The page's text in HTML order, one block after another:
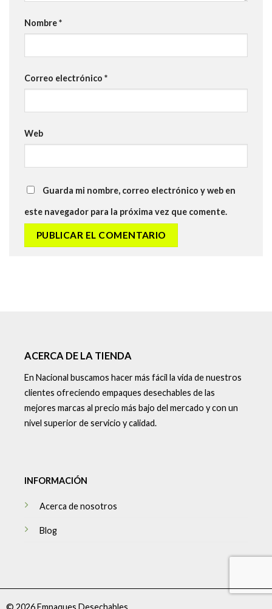
Nombre*
Correo electrónico *
Web
Guarda mi nombre, correo electrónico y web en
este navegador para la próxima vez que comente.
ACERCA DE LA TIENDA
En Nacional buscamos hacer más fácil la vida de nuestros
clientes ofreciendo empaques desechables de las
mejores marcas al precio más bajo del mercado y con un
nivel superior de servicio y calidad.
INFORMACIÓN
Acerca de nosotros
Blog